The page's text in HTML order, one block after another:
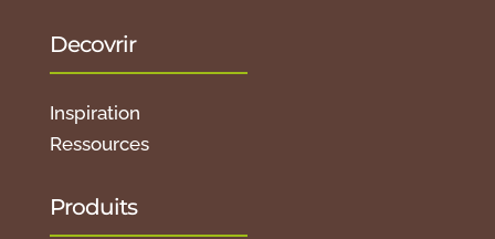
Decovrir
Inspiration
Ressources
Produits